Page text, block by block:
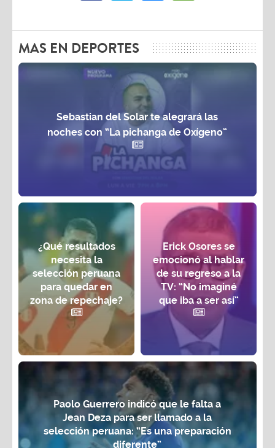
MAS EN DEPORTES
Sebastian del Solar te alegrará las
noches con “La pichanga de Oxígeno”
¿Qué resultados
necesita la
selección peruana
para quedar en
zona de repechaje?
Erick Osores se
emocionó al hablar
de su regreso a la
TV: “No imaginé
que iba a ser así”
Paolo Guerrero indicó que le falta a
Jean Deza para ser llamado a la
selección peruana: “Es una preparación
diferente”